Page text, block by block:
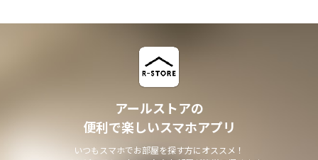
アールストアの
便利で楽しいスマホアプリ
いつもスマホでお部屋を探す方にオススメ！